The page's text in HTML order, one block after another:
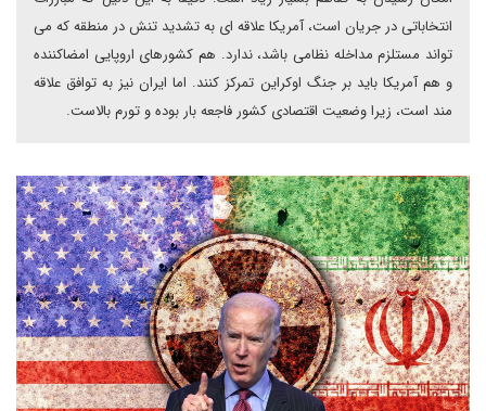
انتخاباتی در جریان است، آمریکا علاقه ای به تشدید تنش در منطقه که می
تواند مستلزم مداخله نظامی باشد، ندارد. هم کشورهای اروپایی امضاکننده
و هم آمریکا باید بر جنگ اوکراین تمرکز کنند. اما ایران نیز به توافق علاقه
مند است، زیرا وضعیت اقتصادی کشور فاجعه بار بوده و تورم بالاست.